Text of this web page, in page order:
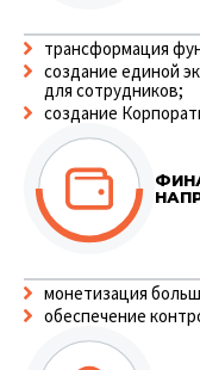
трансформация
создание единой
для сотрудников;
создание
монетизация
обеспечение